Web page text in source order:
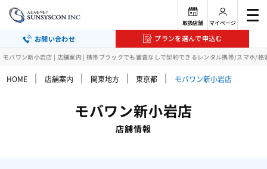
モバワン新小岩店 | 店舗案内 | 携帯ブラックでも審査なしで契約できるレンタル携帯/スマホ/格
お問い合わせ プランを選んで申込む
取扱店舗 マイページ
HOME ｜ 店舗案内 ｜ 関東地方 ｜ 東京都 ｜ モバワン新小岩店
モバワン新小岩店
店舗情報